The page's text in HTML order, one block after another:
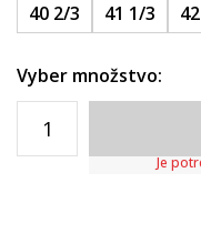
40 2/3
41 1/3 42
Vyber množstvo:
Je